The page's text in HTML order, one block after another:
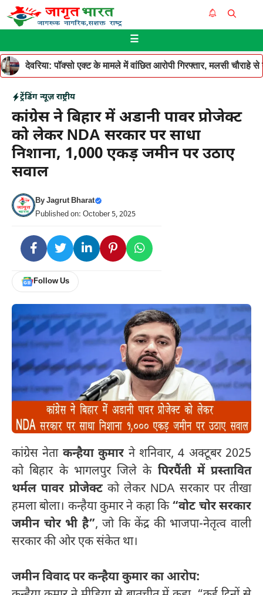
Skip
to
☰
देवरिया: पॉक्सो एक्ट के मामले में वांछित आरोपी गिरफ्तार, मलसी चौराहे
ट्रेंडिंग न्यूज़ राष्ट्रीय
कांग्रेस ने बिहार में अडानी पावर प्रोजेक्ट
को लेकर NDA सरकार पर साधा
निशाना, 1,000 एकड़ जमीन पर उठाए
सवाल
ByJagrut Bharat
Published on: October 5, 2025
Follow Us
कांग्रेस नेता कन्हैया कुमार ने शनिवार, 4 अक्टूबर 2025
को बिहार के भागलपुर जिले के पिरपैंती में प्रस्तावित
थर्मल पावर प्रोजेक्टको लेकर NDA सरकार पर तीखा
हमला बोला। कन्हैया कुमार ने कहा कि“वोट चोर सरकार
जमीन चोर भी है”, जो कि केंद्र की भाजपा-नेतृत्व वाली
सरकार की ओर एक संकेत था।
जमीन विवाद पर कन्हैया कुमार का आरोप: